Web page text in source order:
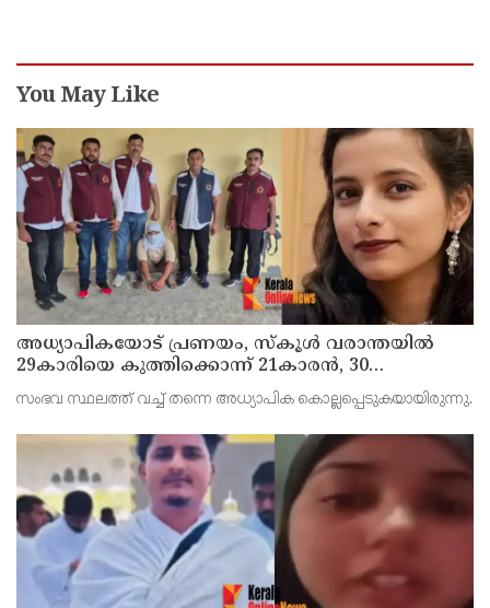
You May Like
അധ്യാപികയോട് പ്രണയം, സ്‌കൂള്‍ വരാന്തയില്‍
29കാരിയെ കുത്തിക്കൊന്ന് 21കാരന്‍, 30
സെക്കന്റില്‍ 34 തവണ കുത്തിയെന്ന് പൊലീസ്
സംഭവ സ്ഥലത്ത് വച്ച് തന്നെ അധ്യാപിക കൊല്ലപ്പെടുകയായിരുന്നു.